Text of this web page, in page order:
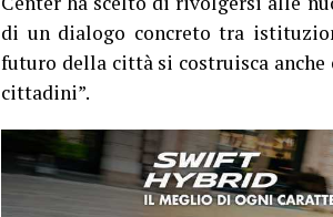
di un dialogo concreto tra
futuro della città si costruisca
cittadini”.